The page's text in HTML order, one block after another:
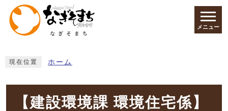
ページの先頭です
メニュー
現在位置 ホーム
【建設環境課 環境住宅係】